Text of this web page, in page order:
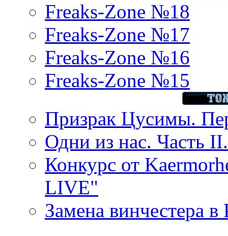
Freaks-Zone №18
Freaks-Zone №17
Freaks-Zone №16
Freaks-Zone №15
Призрак Цусимы.
Одни из нас. Часть
Конкурс от
LIVE"
Замена винчестера